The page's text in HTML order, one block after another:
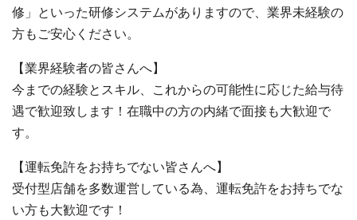
修」といった研修システムがありますので、業界未経験の
方もご安心ください。
【業界経験者の皆さんへ】
今までの経験とスキル、これからの可能性に応じた給与待
遇で歓迎致します！在職中の方の内緒で面接も大歓迎で
す。
【運転免許をお持ちでない皆さんへ】
受付型店舗を多数運営している為、運転免許をお持ちでな
い方も大歓迎です！